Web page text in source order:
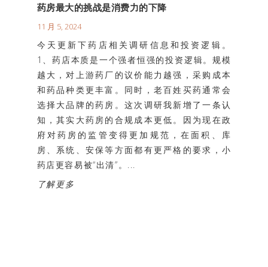
药房最大的挑战是消费力的下降
11 月 5, 2024
今天更新下药店相关调研信息和投资逻辑。
1、药店本质是一个强者恒强的投资逻辑。规模
越大，对上游药厂的议价能力越强，采购成本
和药品种类更丰富。同时，老百姓买药通常会
选择大品牌的药房。这次调研我新增了一条认
知，其实大药房的合规成本更低。因为现在政
府对药房的监管变得更加规范，在面积、库
房、系统、安保等方面都有更严格的要求，小
药店更容易被“出清”。...
了解更多